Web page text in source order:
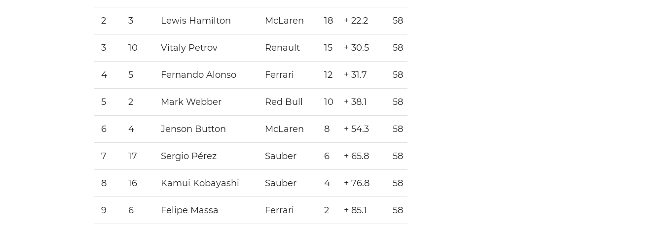
2 3 Lewis Hamilton McLaren 18 + 22.2 58
3 10 Vitaly Petrov Renault 15 + 30.5 58
4 5 Fernando Alonso Ferrari 12 + 31.7 58
5 2 Mark Webber Red Bull 10 + 38.1 58
6 4 Jenson Button McLaren 8 + 54.3 58
7 17 Sergio Pérez Sauber 6 + 65.8 58
8 16 Kamui Kobayashi Sauber 4 + 76.8 58
9 6 Felipe Massa Ferrari 2 + 85.1 58